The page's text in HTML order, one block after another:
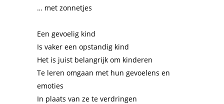
… met zonnetjes
Een gevoelig kind
Is vaker een opstandig kind
Het is juist belangrijk om kinderen
Te leren omgaan met hun gevoelens en
emoties
In plaats van ze te verdringen